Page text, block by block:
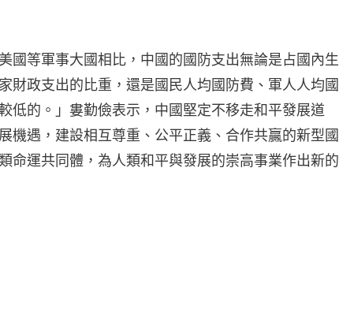
國等軍事大國相比，中國的國防支出無論是占國內生
財政支出的比重，還是國民人均國防費、軍人人均國
低的。」婁勤儉表示，中國堅定不移走和平發展道
機遇，建設相互尊重、公平正義、合作共贏的新型國
命運共同體，為人類和平與發展的崇高事業作出新的